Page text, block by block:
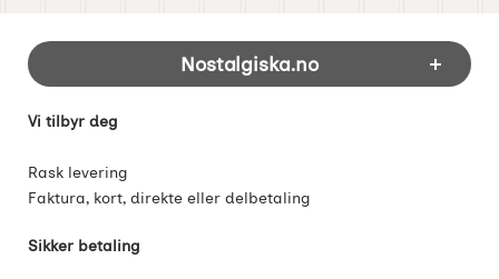
Footer-innhold Blandet informasjon og
Nostalgiska.no
Vi tilbyr deg
Rask levering
Faktura, kort, direkte eller delbetaling
Sikker betaling